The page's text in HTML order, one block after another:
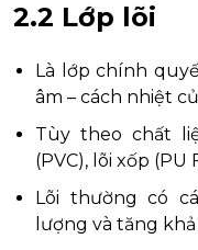
2.2 Lớp lõi
Là lớp chính
âm – cách nhiệt
Tùy theo chất
(PVC), lõi xốp (PU
Lõi thường có
lượng và tăng